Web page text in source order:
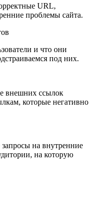
URL,
проблемы сайта.
и что они
под них.
внешних ссылок
которые негативно
на внутренние
на которую